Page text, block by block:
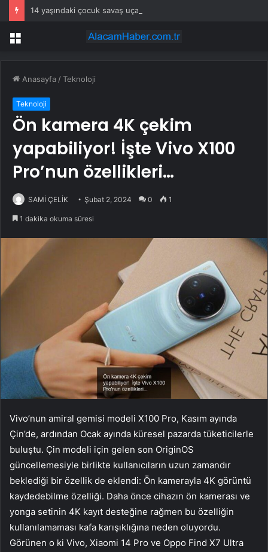
14 yaşındaki çocuk savaş uçaklarını alarma geçirdi
Menü
Anasayfa /Teknoloji
Teknoloji
Ön kamera 4K çekim
yapabiliyor! İşte Vivo X100
Pro’nun özellikleri…
SAMİ ÇELİK Şubat 2, 2024 0 1
1 dakika okuma süresi
Vivo’nun amiral gemisi modeli X100 Pro, Kasım ayında
Çin’de, ardından Ocak ayında küresel pazarda tüketicilerle
buluştu. Çin modeli için gelen son OriginOS
güncellemesiyle birlikte kullanıcıların uzun zamandır
beklediği bir özellik de eklendi: Ön kamerayla 4K görüntü
kaydedebilme özelliği. Daha önce cihazın ön kamerası ve
yonga setinin 4K kayıt desteğine rağmen bu özelliğin
kullanılamaması kafa karışıklığına neden oluyordu.
Görünen o ki Vivo, Xiaomi 14 Pro ve Oppo Find X7 Ultra